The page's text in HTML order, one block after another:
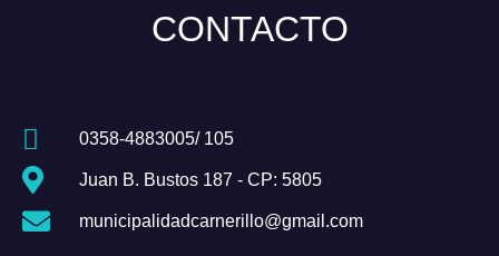
CONTACTO
0358-4883005/ 105
Juan B. Bustos 187 - CP: 5805
municipalidadcarnerillo@gmail.com